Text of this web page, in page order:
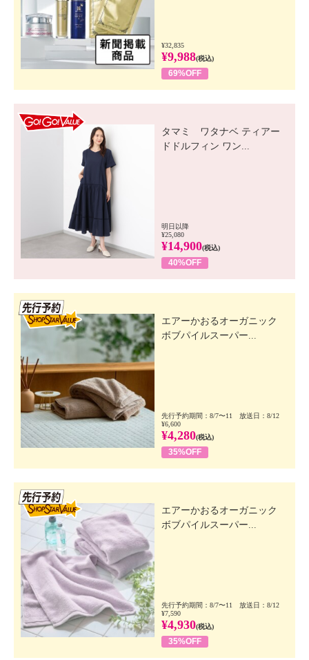
¥32,835
¥9,988(税込)
69%OFF
タマミ ワタナベ ティアー
ドドルフィン ワン...
明日以降
¥25,080
¥14,900(税込)
40%OFF
エアーかおるオーガニック
ボブパイルスーパー...
先行予約期間：8/7〜11 放送日：8/12
¥6,600
¥4,280(税込)
35%OFF
エアーかおるオーガニック
ボブパイルスーパー...
先行予約期間：8/7〜11 放送日：8/12
¥7,590
¥4,930(税込)
35%OFF